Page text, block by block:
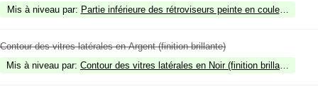
Mis à niveau par: Partie inférieure des rétroviseurs peinte en couleur
Contour des vitres latérales en Argent (finition brillante)
Mis à niveau par: Contour des vitres latérales en Noir (finition brillante)